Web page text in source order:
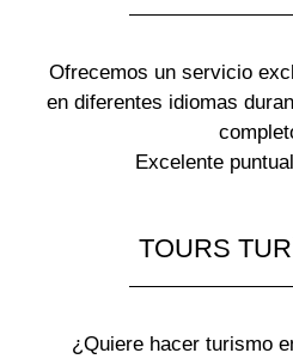
Ofrecemos un servicio
en diferentes idiomas
Excelente
TOURS
¿Quiere hacer turismo